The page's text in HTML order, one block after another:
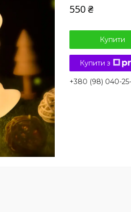
550 ₴
Купити
Купити з
+380 (98) 040-